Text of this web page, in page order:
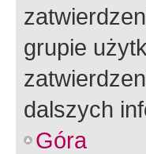
grupie
dalszych
Góra